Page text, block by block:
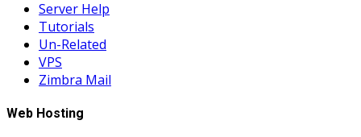
Server Help
Tutorials
Un-Related
VPS
Zimbra Mail
Web Hosting